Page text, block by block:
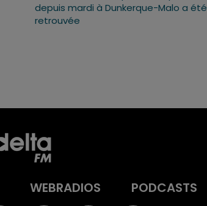
depuis mardi à Dunkerque-Malo a été
retrouvée
WEBRADIOS PODCASTS